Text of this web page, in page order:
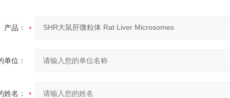
产品：
单位：
姓名：